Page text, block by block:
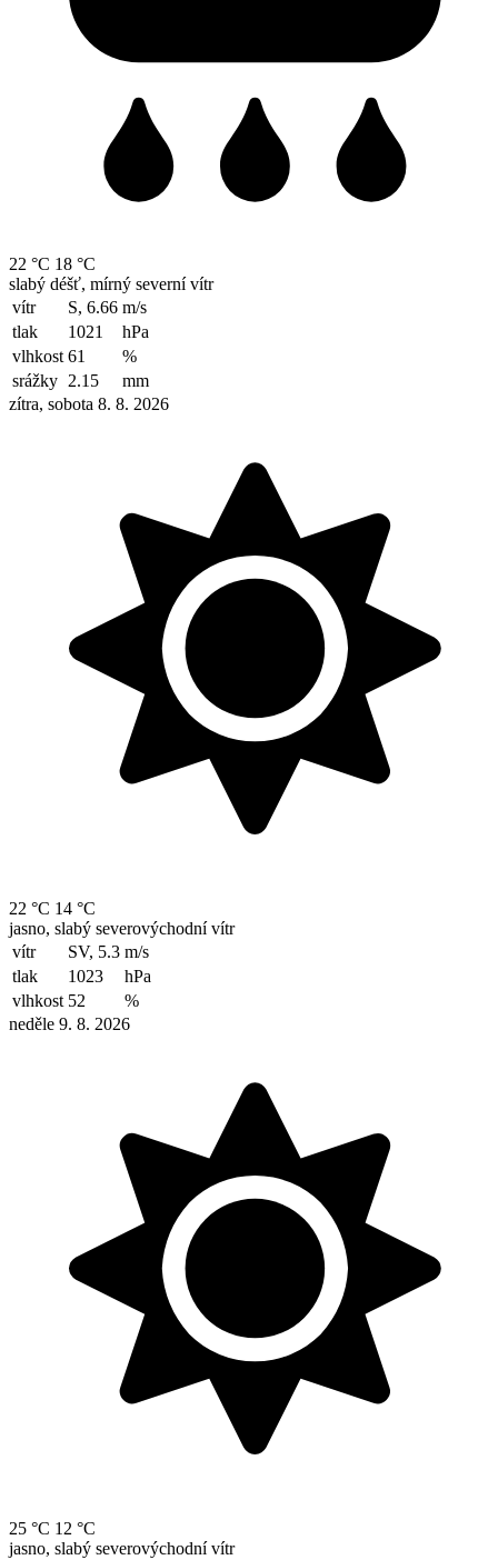
22 °C 18 °C
slabý déšť, mírný severní vítr
vítr
S, 6.66 m/s
tlak
1021
hPa
vlhkost 61
%
srážky 2.15
mm
zítra, sobota 8. 8. 2026
22 °C 14 °C
jasno, slabý severovýchodní vítr
vítr
SV, 5.3 m/s
tlak
1023
hPa
vlhkost 52
%
neděle 9. 8. 2026
25 °C 12 °C
jasno, slabý severovýchodní vítr